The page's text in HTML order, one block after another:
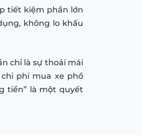
tiết kiệm phần lớn
không lo khấu
chỉ là sự thoải mái
phí mua xe phổ
tiền” là một quyết